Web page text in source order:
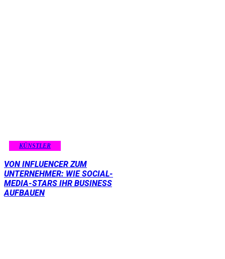
KÜNSTLER
VON INFLUENCER ZUM
UNTERNEHMER: WIE SOCIAL-
MEDIA-STARS IHR BUSINESS
AUFBAUEN